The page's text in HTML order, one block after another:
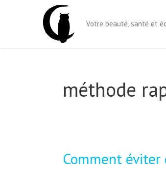
Votre beauté, santé et
méthode
Comment